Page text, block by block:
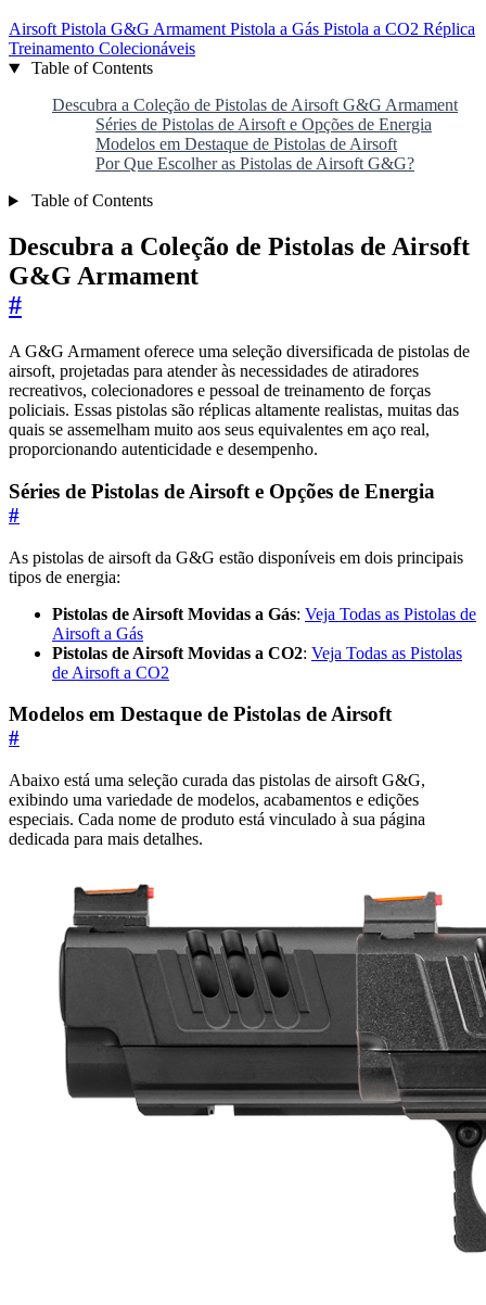
AirsoftPistola G&G ArmamentPistola a Gás Pistola a CO2 Réplica
Treinamento Colecionáveis
Table of Contents
Descubra a Coleção de Pistolas de Airsoft G&G Armament
Séries de Pistolas de Airsoft e Opções de Energia
Modelos em Destaque de Pistolas de Airsoft
Por Que Escolher as Pistolas de Airsoft G&G?
Table of Contents
Descubra a Coleção de Pistolas de Airsoft
G&G Armament
#
A G&G Armament oferece uma seleção diversificada de pistolas de
airsoft, projetadas para atender às necessidades de atiradores
recreativos, colecionadores e pessoal de treinamento de forças
policiais. Essas pistolas são réplicas altamente realistas, muitas das
quais se assemelham muito aos seus equivalentes em aço real,
proporcionando autenticidade e desempenho.
Séries de Pistolas de Airsoft e Opções de Energia
#
As pistolas de airsoft da G&G estão disponíveis em dois principais
tipos de energia:
Pistolas de Airsoft Movidas a Gás: Veja Todas as Pistolas de
Airsoft a Gás
Pistolas de Airsoft Movidas a CO2: Veja Todas as Pistolas
de Airsoft a CO2
Modelos em Destaque de Pistolas de Airsoft
#
Abaixo está uma seleção curada das pistolas de airsoft G&G,
exibindo uma variedade de modelos, acabamentos e edições
especiais. Cada nome de produto está vinculado à sua página
dedicada para mais detalhes.